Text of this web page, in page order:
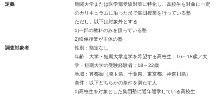
定義
難関大学または医学部受験対策に特化し、高校生を対象に一定
のカリキュラムに沿った形で集団授業を行っている塾
ただし、以下は対象外とする
1)一部の教科のみを扱っている塾
2)映像授業が主体の塾
調査対象者
性別：指定なし
年齢：大学・短期大学進学を希望する高校生：16～18歳／大
学・短期大学の受験経験者：18～22歳
地域：首都圏（埼玉県、千葉県、東京都、神奈川県）
条件：以下どちらかの条件を満たす人
1)高校生を対象とした集団塾に通年通学している高校生